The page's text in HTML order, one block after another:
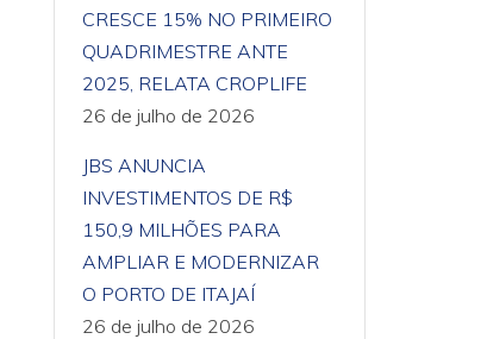
CRESCE 15% NO PRIMEIRO
QUADRIMESTRE ANTE
2025, RELATA CROPLIFE
26 de julho de 2026
JBS ANUNCIA
INVESTIMENTOS DE R$
150,9 MILHÕES PARA
AMPLIAR E MODERNIZAR
O PORTO DE ITAJAÍ
26 de julho de 2026